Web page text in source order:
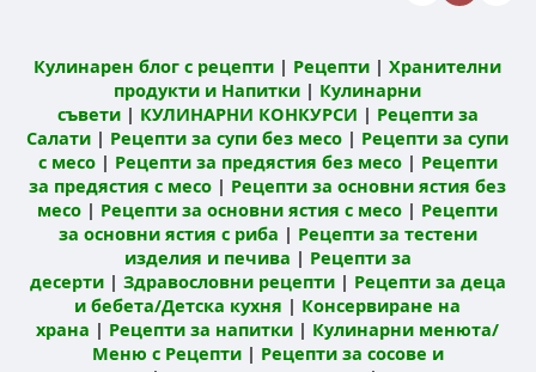
Кулинарен блог с рецепти | Рецепти |Хранителни
продукти и Напитки | Кулинарни
съвети| КУЛИНАРНИ КОНКУРСИ | Рецепти за
Салати | Рецепти за супи без месо | Рецепти за супи
с месо| Рецепти за предястия без месо| Рецепти
за предястия с месо | Рецепти за основни ястия без
месо | Рецепти за основни ястия с месо | Рецепти
за основни ястия с риба | Рецепти за тестени
изделия и печива | Рецепти за
десерти| Здравословни рецепти| Рецепти за деца
и бебета/Детска кухня | Консервиране на
храна | Рецепти за напитки | Кулинарни менюта/
Меню с Рецепти| Рецепти за сосове и